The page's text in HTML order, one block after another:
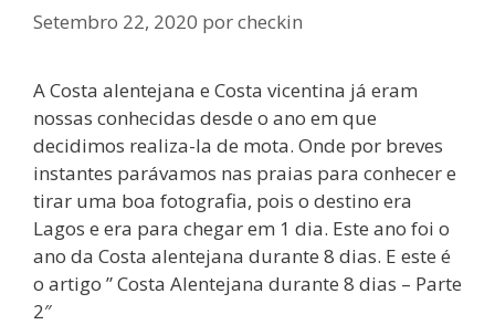
Setembro 22, 2020 porcheckin
A Costa alentejana e Costa vicentina já eram
nossas conhecidas desde o ano em que
decidimos realiza-la de mota. Onde por breves
instantes parávamos nas praias para conhecer e
tirar uma boa fotografia, pois o destino era
Lagos e era para chegar em 1 dia. Este ano foi o
ano da Costa alentejana durante 8 dias. E este é
o artigo ” Costa Alentejana durante 8 dias – Parte
2″